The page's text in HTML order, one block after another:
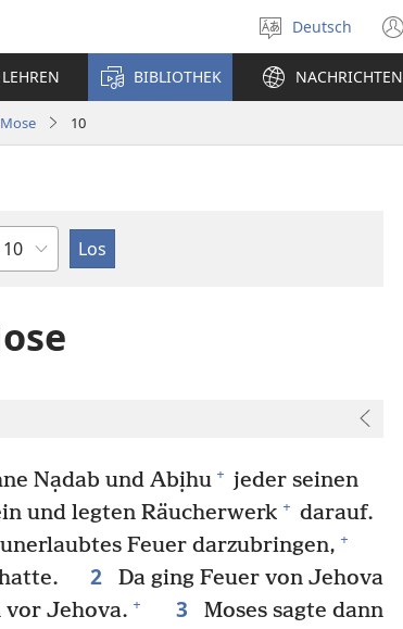
Sprache
auswählen
Deutsch
BIBLIOTHEK NACHRICHTEN
10
Kapitel
Nạdab und Abịhu + jeder seinen
und legten Räucherwerk + darauf.
Feuer darzubringen, +
hatte. 2
Da ging Feuer von Jehova
vor Jehova. + 3
Moses sagte dann